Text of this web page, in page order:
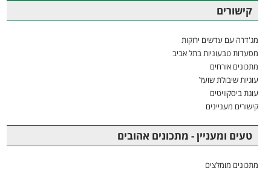
קישורים
מג'דרה עם עדשים ירוקות
מסעדות טבעוניות בתל אביב
מתכונים אורחים
עוגיות שיבולת שועל
עוגת ביסקוויטים
קישורים מעניינים
טעים ומעניין - מתכונים אהובים
מתכונים מומלצים